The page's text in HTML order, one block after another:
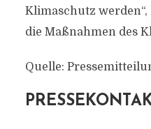
Klimaschutz
die Maßnahmen des
Quelle: